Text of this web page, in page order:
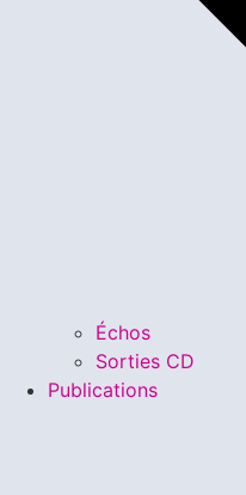
Échos
Sorties CD
Publications